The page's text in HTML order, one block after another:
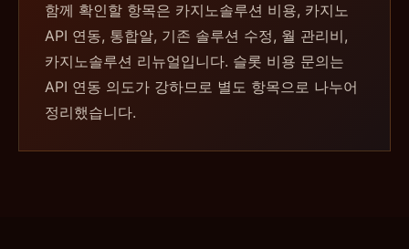
함께 확인할 항목은 카지노솔루션 비용, 카지노
API 연동, 통합알, 기존 솔루션 수정, 월 관리비,
카지노솔루션 리뉴얼입니다. 슬롯 비용 문의는
API 연동 의도가 강하므로 별도 항목으로 나누어
정리했습니다.